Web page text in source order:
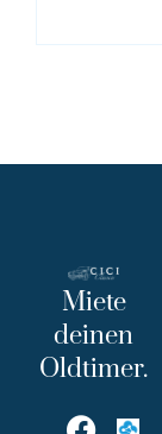
Miete
deinen
Oldtimer.